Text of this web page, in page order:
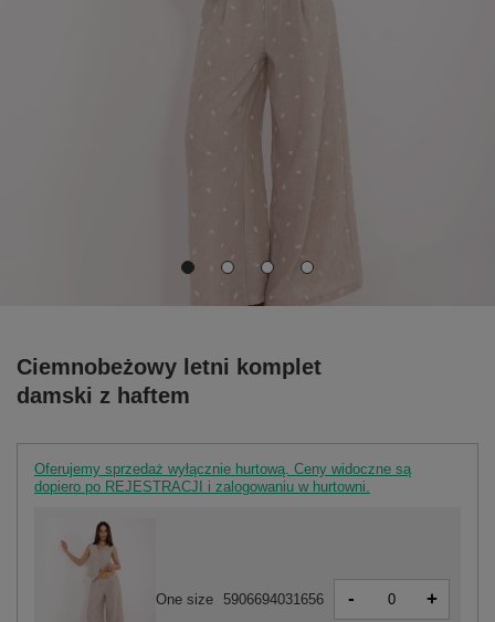
Ciemnobeżowy letni komplet
damski z haftem
Oferujemy sprzedaż wyłącznie hurtową. Ceny widoczne są
dopiero po REJESTRACJI i zalogowaniu w hurtowni.
One size 5906694031656 - +